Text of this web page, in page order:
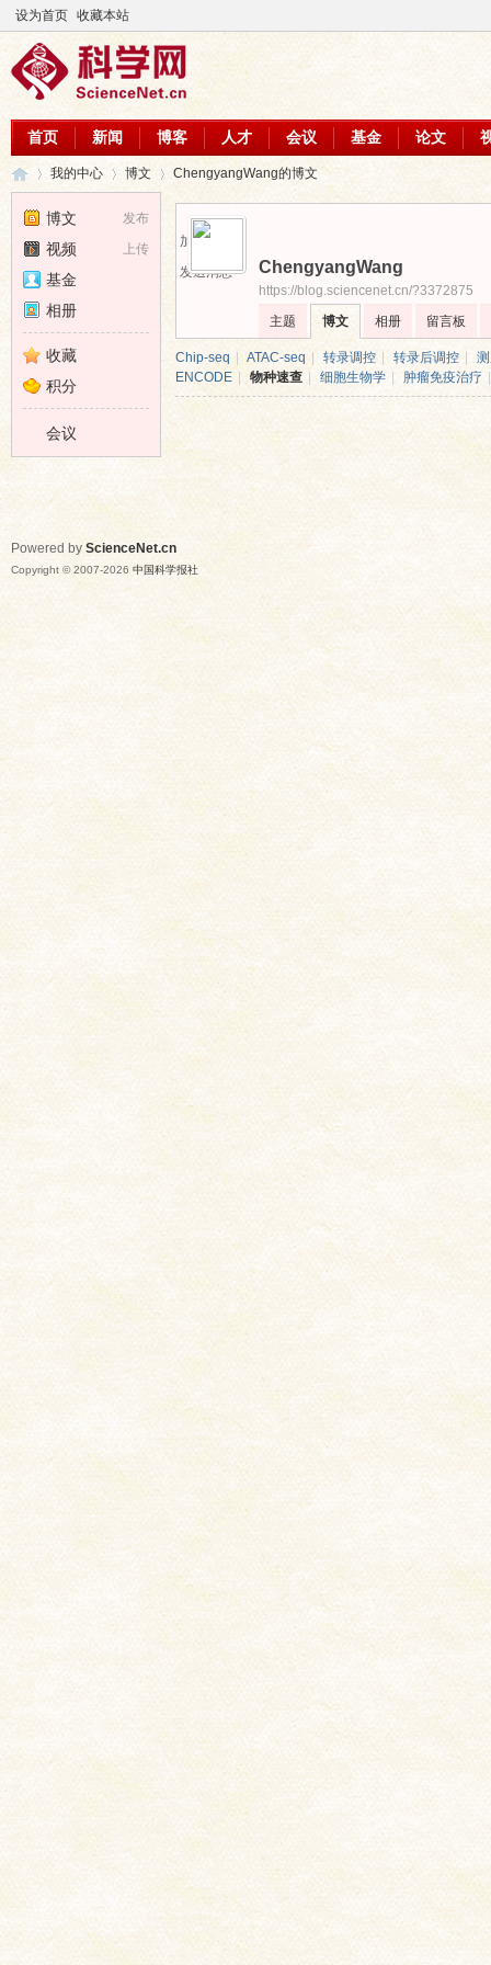
设为首页 收藏本站
首页 新闻 博客 人才 会议 基金 论文
›
我的中心 博文 ChengyangWang的博文
加为好友
发送消息
ChengyangWang
https://blog.sciencenet.cn/?3372875
主题
博文 相册 留言板
Chip-seq ATAC-seq | 转录调控 转录后调控
ENCODE
物种速查 细胞生物学 肿瘤免疫治疗
发布
博文
上传
视频
基金
相册
收藏
积分
会议
Powered by ScienceNet.cn
Copyright © 2007-2026 中国科学报社